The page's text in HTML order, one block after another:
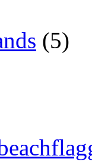
(5)